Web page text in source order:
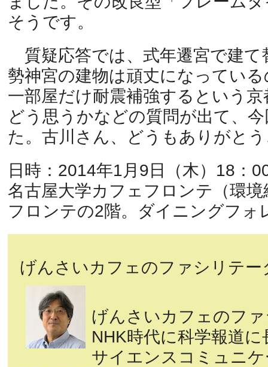
そうです。
質疑応答では、式年遷宮で建て
勢神宮の建物は頑丈になってい
一部屋だけ耐震補強するという
どう思うかなどの質問が出て、
た。古川さん、どうもありがと
日時：2014年1月9日（木）18：
名古屋大学カフェフロンテ（環
フロンテの2階。ダイニングフォ
げんさいカフェのファシリテー
げんさいカフェのフ
NHK時代に科学報道
サイエンスコミュニ